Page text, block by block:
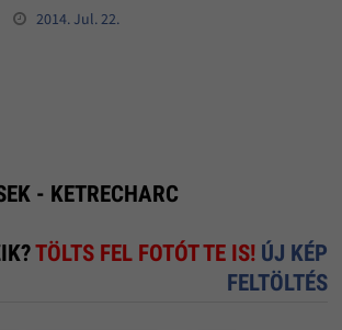
2014. Jul. 22.
- KETRECHARC
TÖLTS FEL FOTÓT TE IS! ÚJ KÉP
FELTÖLTÉS